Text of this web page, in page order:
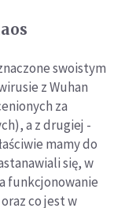
swoistym
z Wuhan
za
a z drugiej -
mamy do
się, w
funkcjonowanie
co jest w